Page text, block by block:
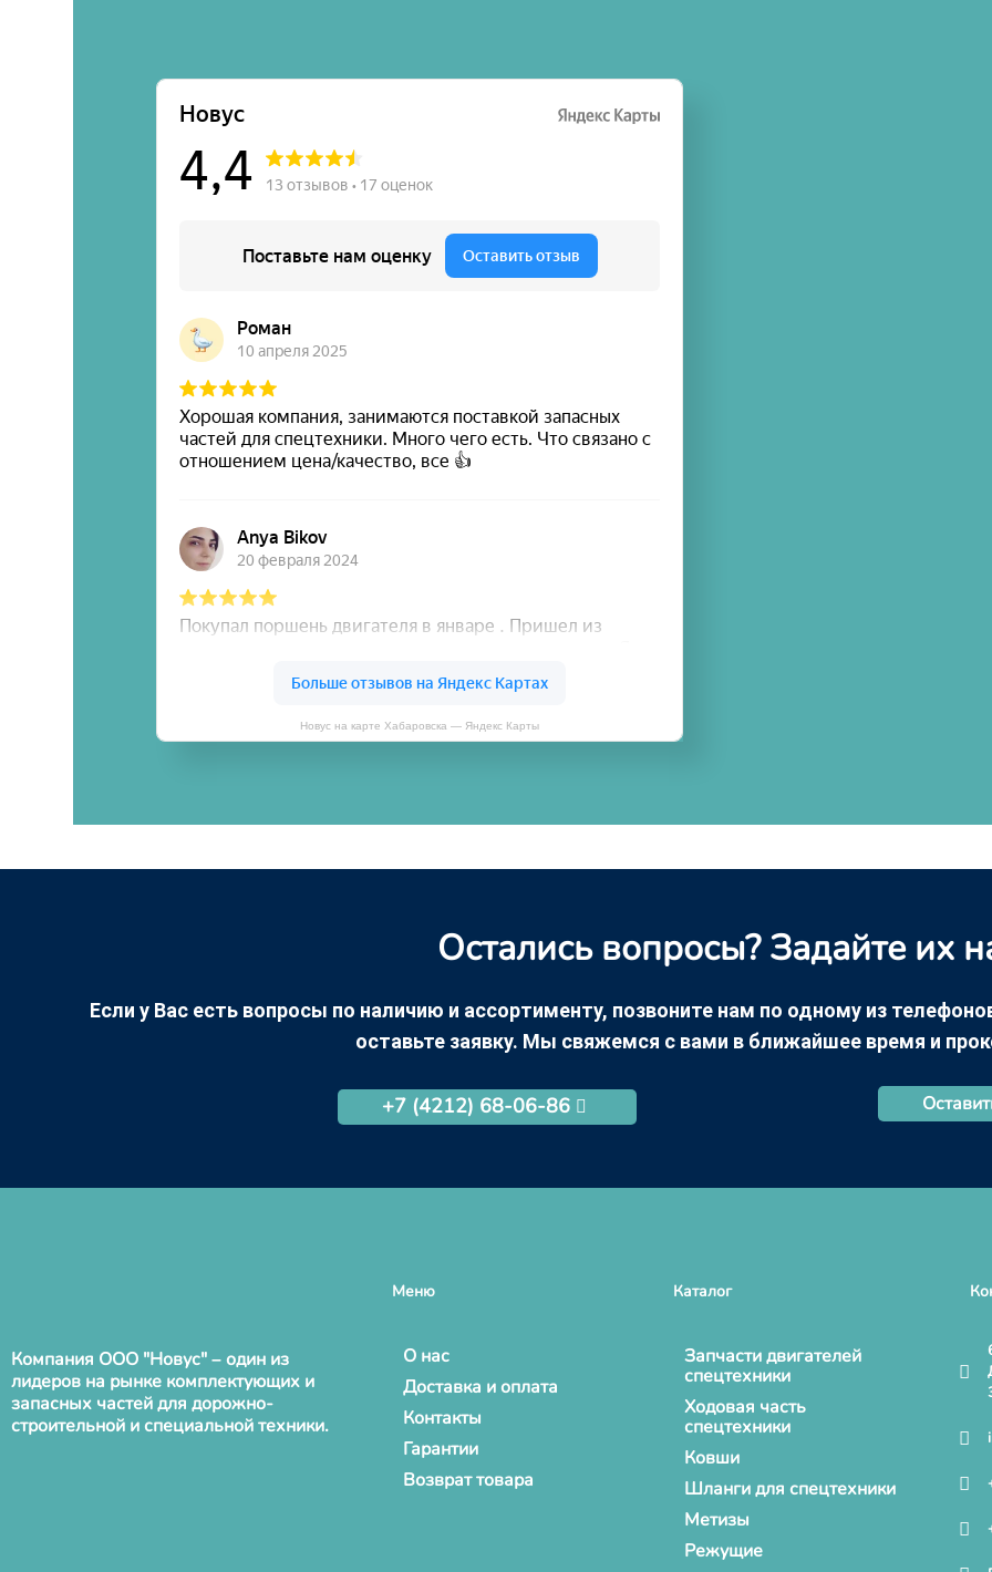
Новус на карте Хабаровска — Яндекс Карты
Остались вопросы? Задайте их
Если у Вас есть вопросы по наличию и ассортименту, позвоните нам по одному из
оставьте заявку. Мы свяжемся с вами в ближайшее время и
+7 (4212) 68-06-86
Компания ООО "Новус" – один из
лидеров на рынке комплектующих и
запасных частей для дорожно-
строительной и специальной техники.
Меню
О нас
Доставка и оплата
Контакты
Гарантии
Возврат товара
Каталог
Запчасти двигателей
спецтехники
Ходовая часть
спецтехники
Ковши
Шланги для спецтехники
Метизы
Режущие